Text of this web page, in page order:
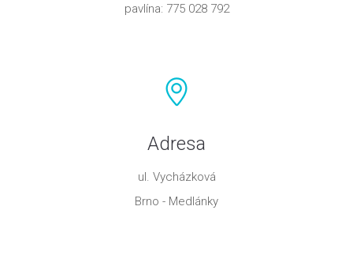
pavlína: 775 028 792
Adresa
ul. Vycházková
Brno - Medlánky